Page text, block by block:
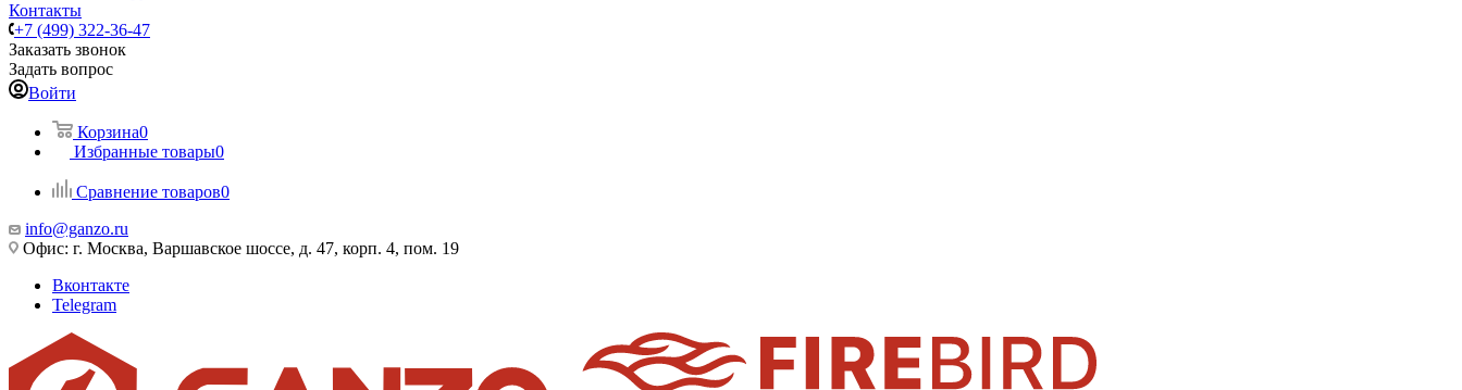
Контакты
+7 (499) 322-36-47
Заказать звонок
Задать вопрос
Войти
Корзина0
Избранные товары0
Сравнение товаров0
info@ganzo.ru
Офис: г. Москва, Варшавское шоссе, д. 47, корп. 4, пом. 19
Вконтакте
Telegram